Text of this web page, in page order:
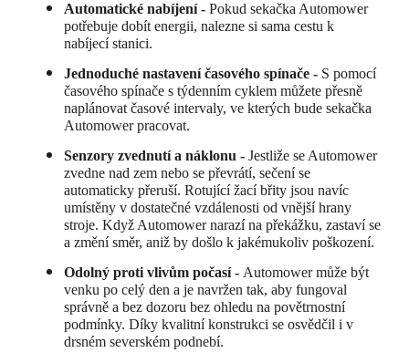
Automatické nabíjení - Pokud sekačka Automower
potřebuje dobít energii, nalezne si sama cestu k
nabíjecí stanici.
Jednoduché nastavení časového spínače - S pomocí
časového spínače s týdenním cyklem můžete přesně
naplánovat časové intervaly, ve kterých bude sekačka
Automower pracovat.
Senzory zvednutí a náklonu - Jestliže se Automower
zvedne nad zem nebo se převrátí, sečení se
automaticky přeruší. Rotující žací břity jsou navíc
umístěny v dostatečné vzdálenosti od vnější hrany
stroje. Když Automower narazí na překážku, zastaví se
a změní směr, aniž by došlo k jakémukoliv poškození.
Odolný proti vlivům počasí - Automower může být
venku po celý den a je navržen tak, aby fungoval
správně a bez dozoru bez ohledu na povětrnostní
podmínky. Díky kvalitní konstrukci se osvědčil i v
drsném severském podnebí.